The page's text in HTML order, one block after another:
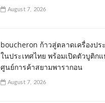
August 7, 2026
boucheron ก้าวสู่ตลาดเครื่องปร
ในประเทศไทย พร้อมเปิดตัวบูติก
ศูนย์การค้าสยามพารากอน
August 7, 2026